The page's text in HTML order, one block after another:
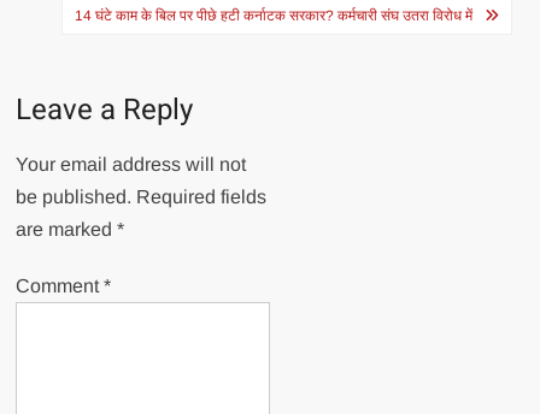
14 घंटे काम के बिल पर पीछे हटी कर्नाटक सरकार? कर्मचारी संघ उतरा विरोध में
Leave a Reply
Your email address will not
be published. Required fields
are marked*
Comment*